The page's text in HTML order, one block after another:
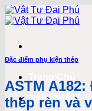
Bỏ
qua
SẢN PHẨM
Đặc điểm phụ kiện thép
ASTM
thép rèn và